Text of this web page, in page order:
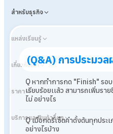
สำหรับธุรกิจ
แหล่งเรียนรู้
เกี่ยวกับเรา
ราคา
บริการและสินค้าอื่นๆ
(Q&A) การประมวล
Q หากทำการกด "Finish" รอ
เรียบร้อยเเล้ว สามารถเพิ่มร
ไม่ อย่างไร
Q เมื่อกดรีเซ็ตค่าตั้งต้นทุกประ
อย่างไรบ้าง